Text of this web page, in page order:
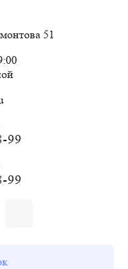
51
99
99